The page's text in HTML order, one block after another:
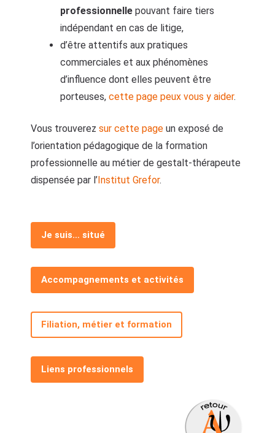
professionnelle pouvant faire tiers
indépendant en cas de litige,
d’être attentifs aux pratiques
commerciales et aux phénomènes
d’influence dont elles peuvent être
porteuses, cette page peux vous y aider.
Vous trouverez sur cette page un exposé de
l’orientation pédagogique de la formation
professionnelle au métier de gestalt-thérapeute
dispensée par l’Institut Grefor.
Je suis… situé
Accompagnements et activités
Filiation, métier et formation
Liens professionnels